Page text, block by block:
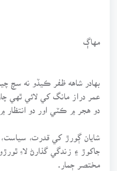
مهاڳ
بهادر شاهه ظفر ڪيڏو نه سچ
عمر دراز مانگ کي لائي ٿهي
دو هجر ۾ ڪٽي اور دو انتظار ۾
شايان ڳورڙ کي قدرت، سياست،
مختصر ڄمار.